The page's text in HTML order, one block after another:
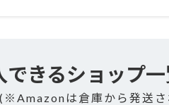
できるショップ
は倉庫から発送